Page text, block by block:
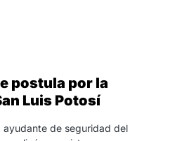
postula por la
Luis Potosí
ayudante de seguridad del